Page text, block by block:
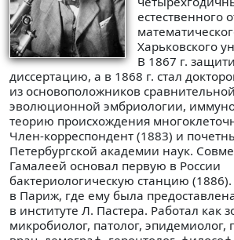
естественного
Харьковского
В 1867 г.
диссертацию, а в 1868 г. стал
из основоположников
эволюционной эмбриологии,
теорию происхождения
Член-корреспондент (1883) и
Петербургской академии наук.
Гамалеей основал первую в России
бактериологическую станцию (1886).
в Париж, где ему была
в институте Л. Пастера. Работал как
микробиолог, патолог, эпидемиолог,